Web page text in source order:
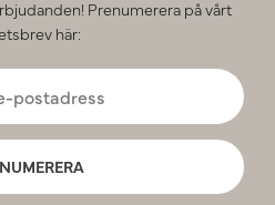
Prenumerera på vårt
här: